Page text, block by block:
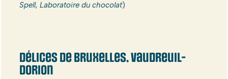
Spell, Laboratoire du chocolat)
Délices de Bruxelles, Vaudreuil-
Dorion